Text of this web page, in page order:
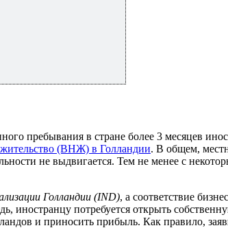
пребывания в стране более 3 месяцев
(ВНЖ) в Голландии. В общем,
не выдвигается. Тем не менее с
Голландии (IND), а соответствие
иностранцу потребуется открыть
и приносить прибыль. Как правило,